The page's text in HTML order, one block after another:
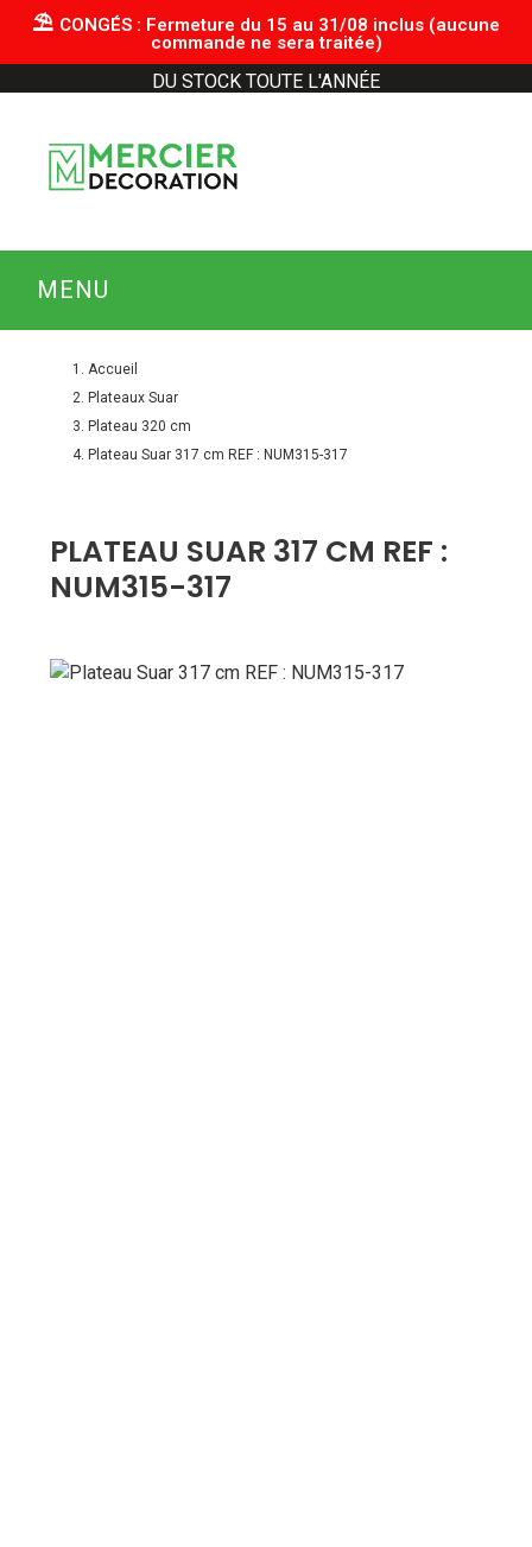
⛱︎ CONGÉS : Fermeture du 15 au 31/08 inclus (aucune
commande ne sera traitée)
DU STOCK TOUTE L'ANNÉE
MENU
Accueil
Plateaux Suar
Plateau 320 cm
Plateau Suar 317 cm REF : NUM315-317
PLATEAU SUAR 317 CM REF :
NUM315-317